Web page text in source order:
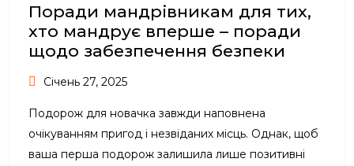
Поради мандрівникам для тих,
хто мандрує вперше – поради
щодо забезпечення безпеки
Січень 27, 2025
Подорож для новачка завжди наповнена
очікуванням пригод і незвіданих місць. Однак, щоб
ваша перша подорож залишила лише позитивні